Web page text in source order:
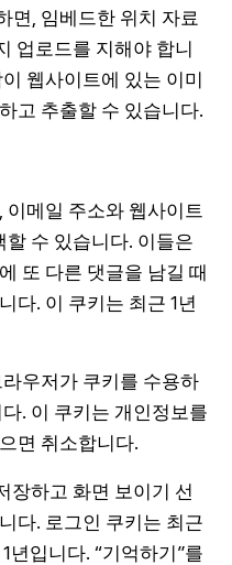
면, 임베드한 위치 자료
업로드를 지해야 합니
웹사이트에 있는 이미
고 추출할 수 있습니다.
메일 주소와 웹사이트
수 있습니다. 이들은
또 다른 댓글을 남길 때
다. 이 쿠키는 최근 1년
우저가 쿠키를 수용하
. 이 쿠키는 개인정보를
면 취소합니다.
장하고 화면 보이기 선
다. 로그인 쿠키는 최근
년입니다. “기억하기”를